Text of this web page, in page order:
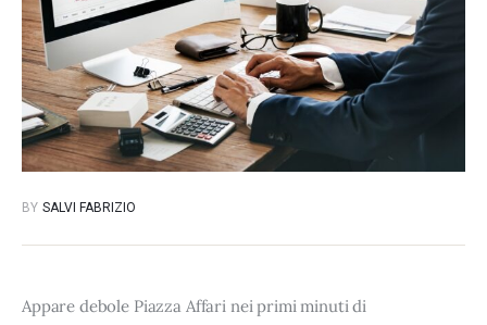
BY SALVI FABRIZIO
Appare debole Piazza Affari nei primi minuti di